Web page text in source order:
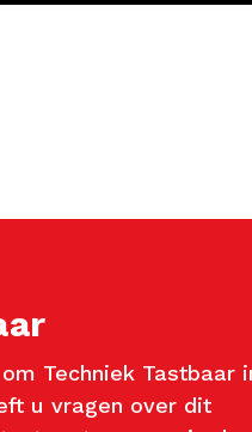
Techniek Tastbaar
u vragen over dit